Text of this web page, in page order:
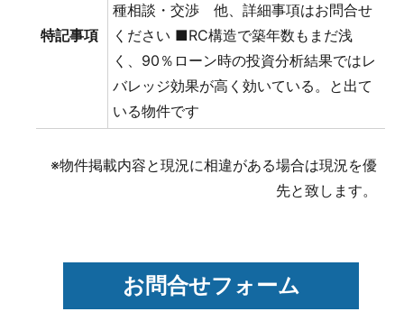
特記事項
種相談・交渉 他、詳細事項はお問合せ
ください ■RC構造で築年数もまだ浅
く、90％ローン時の投資分析結果ではレ
バレッジ効果が高く効いている。と出て
いる物件です
※物件掲載内容と現況に相違がある場合は現況を優
先と致します。
お問合せフォーム